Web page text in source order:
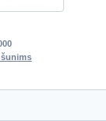
šunims